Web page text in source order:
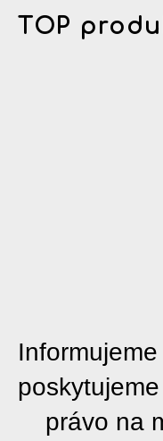
TOP
právo na